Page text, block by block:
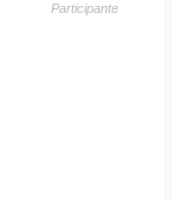
Participante